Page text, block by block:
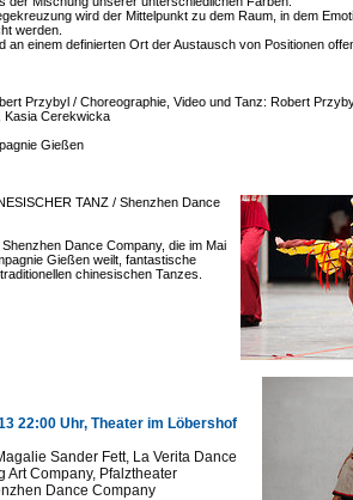
wird der Mittelpunkt zu dem Raum, in dem
werden.
an einem definierten Ort der Austausch von Positionen
Przybyl / Choreographie, Video und Tanz: Robert
Kasia Cerekwicka
Gießen
TANZ / Shenzhen Dance
Dance Company, die im Mai
Gießen weilt, fantastische
chinesischen Tanzes.
22:00 Uhr, Theater im Löbershof
Sander Fett, La Verita Dance
Art Company, Pfalztheater
Dance Company